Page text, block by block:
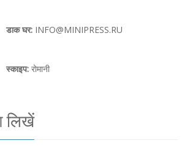
डाक घर: INFO@MINIPRESS.RU
स्काइप: रोमानी
लिखें